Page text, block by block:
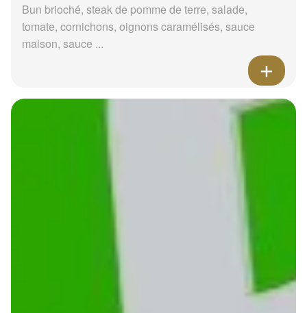
Bun brioché, steak de pomme de terre, salade,
tomate, cornichons, oignons caramélisés, sauce
maison, sauce ...